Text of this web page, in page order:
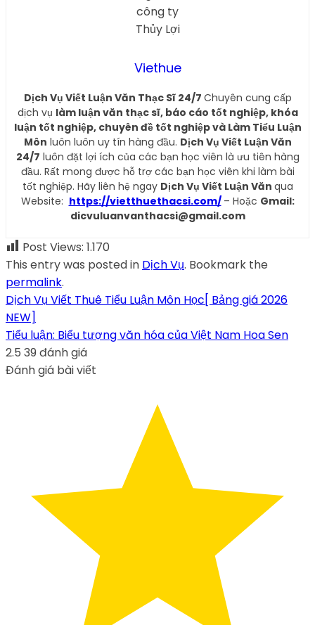
Viethue
Dịch Vụ Viết Luận Văn Thạc Sĩ 24/7 Chuyên cung cấp
dịch vụ làm luận văn thạc sĩ, báo cáo tốt nghiệp, khóa
luận tốt nghiệp, chuyên đề tốt nghiệp và Làm Tiểu Luận
Môn luôn luôn uy tín hàng đầu. Dịch Vụ Viết Luận Văn
24/7 luôn đặt lợi ích của các bạn học viên là ưu tiên hàng
đầu. Rất mong được hỗ trợ các bạn học viên khi làm bài
tốt nghiệp. Hãy liên hệ ngay Dịch Vụ Viết Luận Văn qua
Website: https://vietthuethacsi.com/ – Hoặc Gmail:
dicvuluanvanthacsi@gmail.com
Post Views: 1.170
This entry was posted in Dịch Vụ. Bookmark the
permalink.
Dịch Vụ Viết Thuê Tiểu Luận Môn Học[ Bảng giá 2026
NEW]
Tiểu luận: Biểu tượng văn hóa của Việt Nam Hoa Sen
2.5 39 đánh giá
Đánh giá bài viết